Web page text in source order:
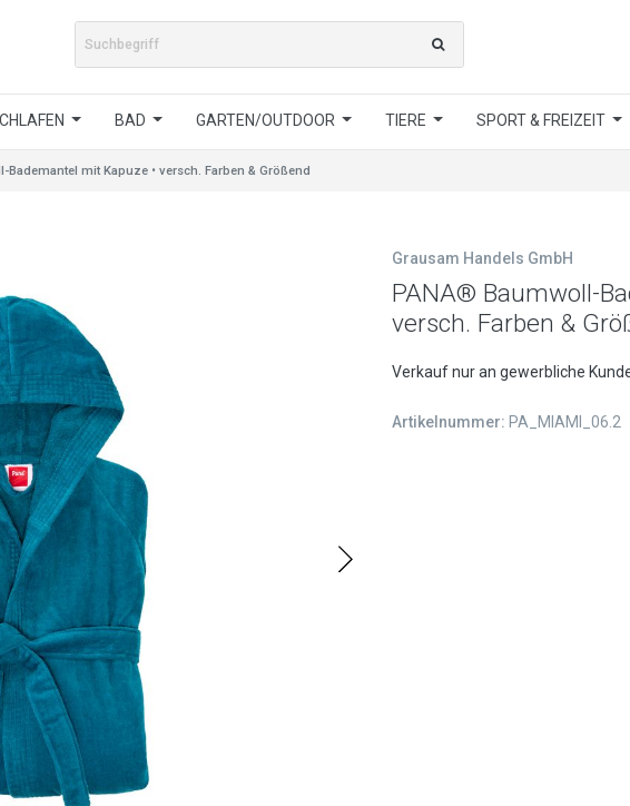
BAD GARTEN/OUTDOOR TIERE SPORT & FREIZEIT
Bademantel mit Kapuze • versch. Farben & Größend
Grausam Handels GmbH
PANA® Baumwoll-
versch. Farben &
Verkauf nur an gewerbliche
Artikelnummer: PA_MIAMI_06.2